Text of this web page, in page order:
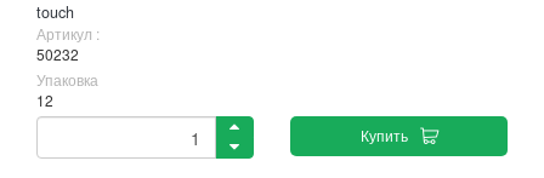
touch
Артикул :
50232
Упаковка
12
Купить